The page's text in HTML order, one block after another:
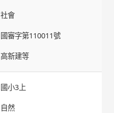
社會
國審字第110011號
高新建等
國小3上
自然